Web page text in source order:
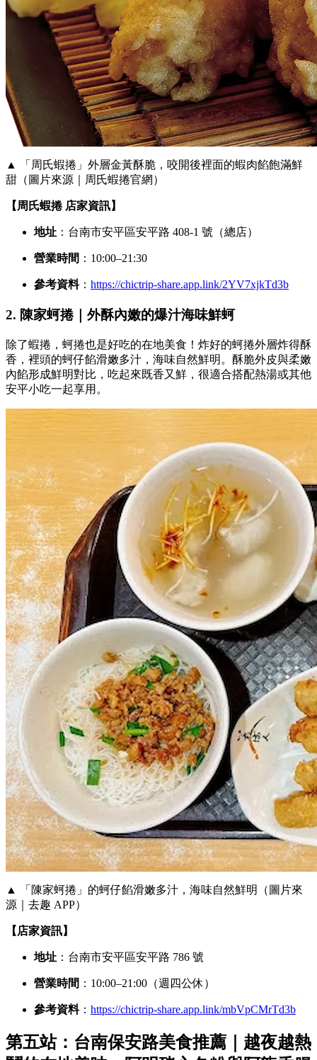
▲ 「周氏蝦捲」外層金黃酥脆，咬開後裡面的蝦肉餡飽滿鮮
甜（圖片來源｜周氏蝦捲官網）
【周氏蝦捲 店家資訊】
地址 ：台南市安平區安平路 408-1 號（總店）
營業時間 ：10:00–21:30
參考資料： https://chictrip-share.app.link/2YV7xjkTd3b
2. 陳家蚵捲｜外酥內嫩的爆汁海味鮮蚵
除了蝦捲，蚵捲也是好吃的在地美食！炸好的蚵捲外層炸得酥
香，裡頭的蚵仔餡滑嫩多汁，海味自然鮮明。酥脆外皮與柔嫩
內餡形成鮮明對比，吃起來既香又鮮，很適合搭配熱湯或其他
安平小吃一起享用。
▲ 「陳家蚵捲」的蚵仔餡滑嫩多汁，海味自然鮮明（圖片來
源｜去趣 APP）
【店家資訊】
地址 ：台南市安平區安平路 786 號
營業時間 ：10:00–21:00（週四公休）
參考資料： https://chictrip-share.app.link/mbVpCMrTd3b
第五站：台南保安路美食推薦｜越夜越熱